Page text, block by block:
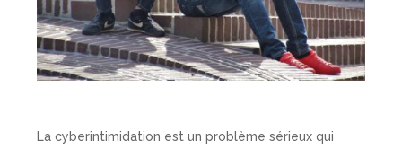
La cyberintimidation est un problème sérieux qui